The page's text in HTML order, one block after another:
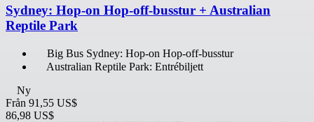
Sydney: Hop-on Hop-off-busstur + Australian
Reptile Park
Big Bus Sydney: Hop-on Hop-off-busstur
Australian Reptile Park: Entrébiljett
Ny
Från 91,55 US$
86,98 US$